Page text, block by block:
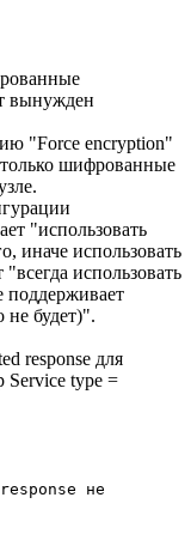
вынужден
"Force encryption"
только шифрованные
"использовать
иначе использовать
использовать
поддерживает
не будет)".
response для
Service type =
не